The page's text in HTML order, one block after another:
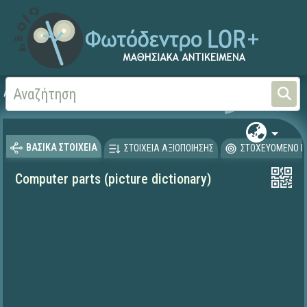
Αρχική Ξένες Γλώσσες -
ΒΑΣΙΚΑ ΣΤΟΙΧΕΙΑ ΣΤΟΙΧΕΙΑ ΑΞΙΟΠΟΙΗΣΗΣ ΣΤΟΧΕΥΟΜΕΝΟ
Computer parts (picture dictionary)